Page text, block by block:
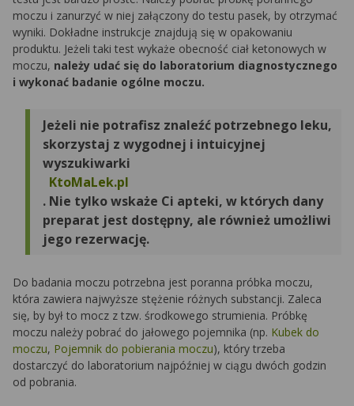
moczu i zanurzyć w niej załączony do testu pasek, by otrzymać
wyniki. Dokładne instrukcje znajdują się w opakowaniu
produktu. Jeżeli taki test wykaże obecność ciał ketonowych w
moczu, należy udać się do laboratorium diagnostycznego
i wykonać badanie ogólne moczu.
Jeżeli nie potrafisz znaleźć potrzebnego leku,
skorzystaj z wygodnej i intuicyjnej
wyszukiwarki
KtoMaLek.pl
. Nie tylko wskaże Ci apteki, w których dany
preparat jest dostępny, ale również umożliwi
jego rezerwację.
Do badania moczu potrzebna jest poranna próbka moczu,
która zawiera najwyższe stężenie różnych substancji. Zaleca
się, by był to mocz z tzw. środkowego strumienia. Próbkę
moczu należy pobrać do jałowego pojemnika (np. Kubek do
moczu, Pojemnik do pobierania moczu), który trzeba
dostarczyć do laboratorium najpóźniej w ciągu dwóch godzin
od pobrania.